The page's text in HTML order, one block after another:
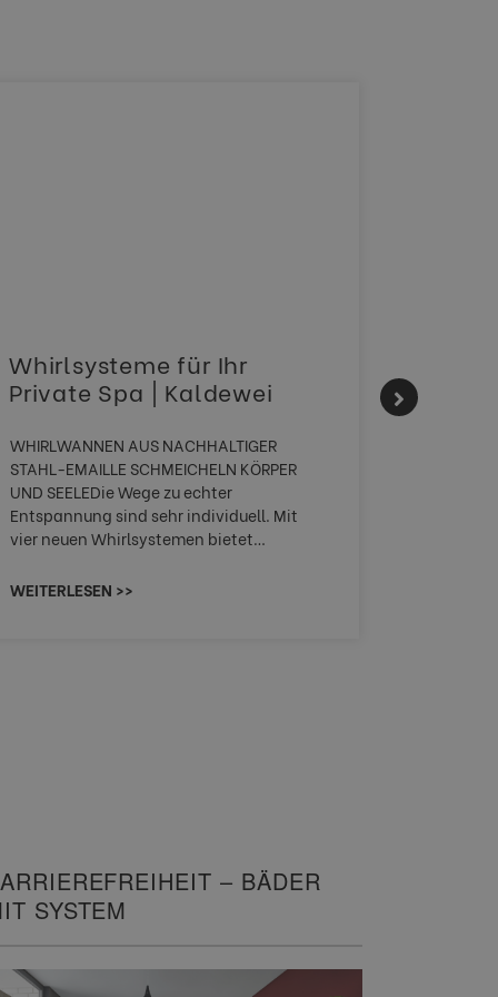
Whirlsysteme für Ihr
Private Spa | Kaldewei
WHIRLWANNEN AUS NACHHALTIGER
STAHL-EMAILLE SCHMEICHELN KÖRPER
UND SEELEDie Wege zu echter
Entspannung sind sehr individuell. Mit
vier neuen Whirlsystemen bietet…
WEITERLESEN >>
– BÄDER
SYSTEM